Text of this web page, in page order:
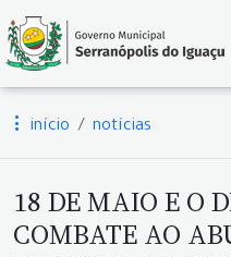
início notícias
18 DE MAIO E O
COMBATE AO